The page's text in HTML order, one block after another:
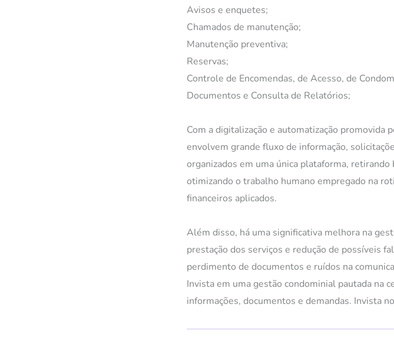
Avisos e enquetes;
Chamados de manutenção;
Manutenção preventiva;
Reservas;
Controle de Encomendas, de Acesso, de
Documentos e Consulta de Relatórios;
Com a digitalização e automatização
envolvem grande fluxo de informação,
organizados em uma única plataforma, retirando
otimizando o trabalho humano empregado na
financeiros aplicados.
Além disso, há uma significativa melhora na
prestação dos serviços e redução de possíveis
perdimento de documentos e ruídos na
Invista em uma gestão condominial pautada na
informações, documentos e demandas. Invista